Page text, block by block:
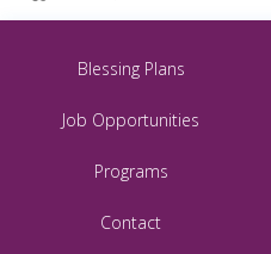
Blessing Plans
Job Opportunities
Programs
Contact